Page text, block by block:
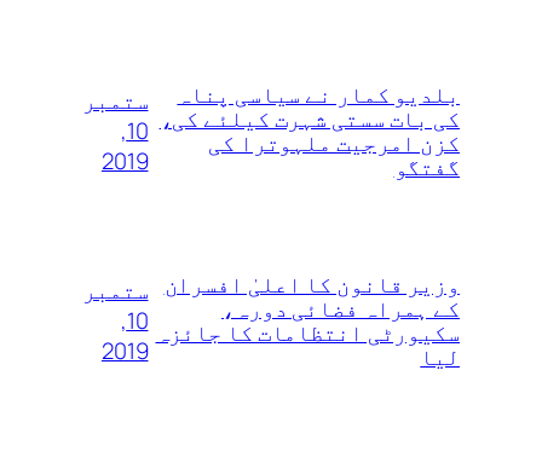
بلدیو کمار نے سیاسی پناہ
کی بات سستی شہرت کیلئے کی،
کزن امرجیت ملہوترا کی
گفتگو
ستمبر
10,
2019
وزیر قانون کا اعلیٰ‌ افسران
کے ہمراہ فضائی دورہ،
سکیورٹی انتظامات کا جائزہ
لیا
ستمبر
10,
2019